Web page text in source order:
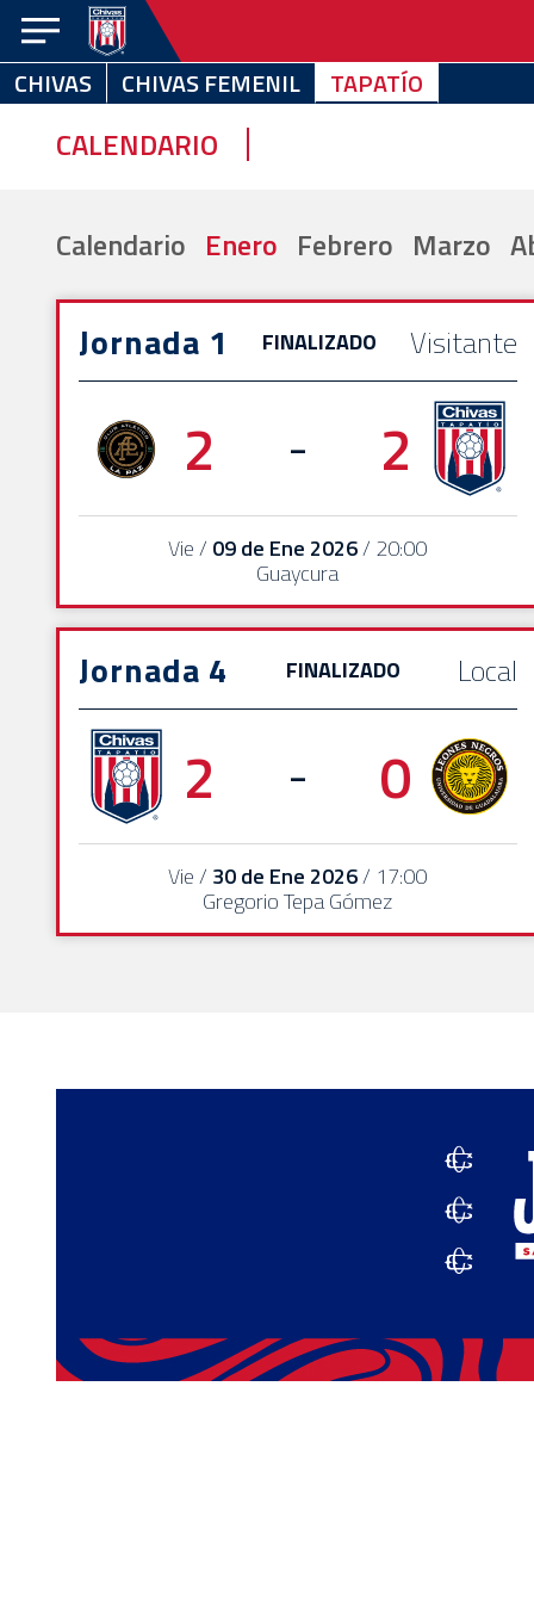
CHIVAS CHIVAS
FEMENIL TAPATÍO
NOTICIAS
ESTADÍSTICAS
EQUIPO
CHIVABONOS
DEPORTIVOS
REBAÑO
CHIVAS
TIENDA
CHIVASTV
CHIVAS CHIVAS FEMENIL TAPATÍO
CALENDARIO
Calendario Enero Febrero Marzo
Jornada 1 FINALIZADO Visitante
2 - 2
Vie / 09 de Ene 2026/ 20:00
Guaycura
Jornada 4 FINALIZADO Local
2 - 0
Vie / 30 de Ene 2026/ 17:00
Gregorio Tepa Gómez